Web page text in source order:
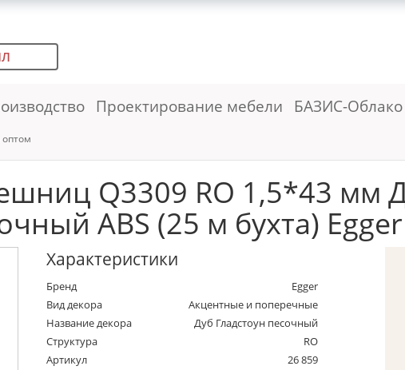
Проектирование мебели БАЗИС-Облако
Q3309 RO 1,5*43 мм
ABS (25 м бухта) Egger
Характеристики
Бренд
Egger
Вид декора
Акцентные и поперечные
Название декора
Дуб Гладстоун песочный
Структура
RO
Артикул
26 859